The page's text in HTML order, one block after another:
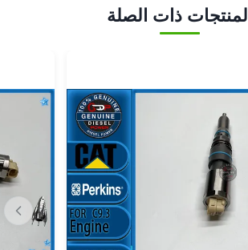
المنتجات ذات الصلة